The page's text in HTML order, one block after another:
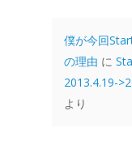
僕が今回
の理由 に
2013.4.19-
より